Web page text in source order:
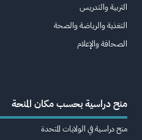
التربية والتدريس
التغذية والرياضة والصحة
الصحافة والإعلام
منح دراسية بحسب مكان المنحة
منح دراسية في الولايات المتحدة